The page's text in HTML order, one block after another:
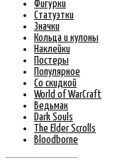
Фигурки
Статуэтки
Значки
Кольца и кулоны
Наклейки
Постеры
Популярное
Со скидкой
World of WarCraft
Ведьмак
Dark Souls
The Elder Scrolls
Bloodborne